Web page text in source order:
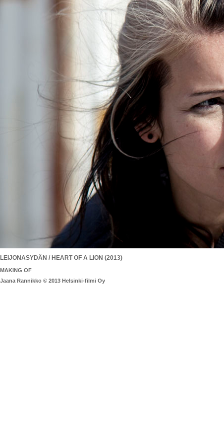
LEIJONASYDÄN / HEART OF A LION (2013)
MAKING OF
Jaana Rannikko © 2013 Helsinki-filmi Oy